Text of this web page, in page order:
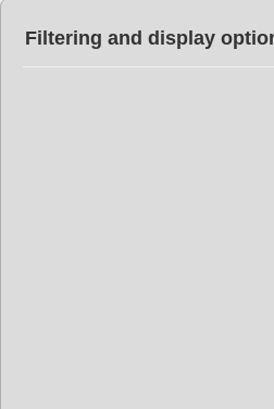
Filtering and display